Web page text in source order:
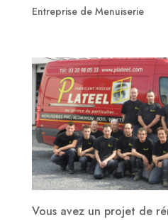
Entreprise de Menuiserie
Vous avez un projet de